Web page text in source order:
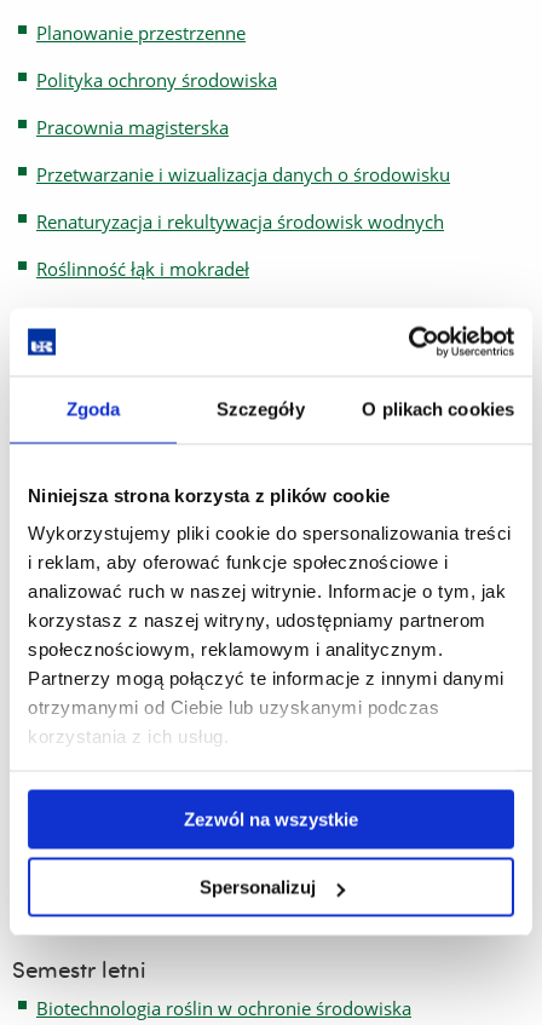
Zgoda Szczegóły O plikach cookies
Niniejsza strona korzysta z plików cookie
Wykorzystujemy pliki cookie do spersonalizowania treści
i reklam, aby oferować funkcje społecznościowe i
analizować ruch w naszej witrynie. Informacje o tym, jak
korzystasz z naszej witryny, udostępniamy partnerom
społecznościowym, reklamowym i analitycznym.
Partnerzy mogą połączyć te informacje z innymi danymi
otrzymanymi od Ciebie lub uzyskanymi podczas
korzystania z ich usług.
Zezwól na wszystkie
Spersonalizuj
Planowanie przestrzenne
Polityka ochrony środowiska
Pracownia magisterska
Przetwarzanie i wizualizacja danych o środowisku
Renaturyzacja i rekultywacja środowisk wodnych
Roślinność łąk i mokradeł
Wpływ turystyki na funkcjonowanie ekosystemów
Zarządzanie projektami z zakresu ochrony środowisk
Zasady sporządzania ocen oddziaływania na siedliska
Zastosowanie okrzemek w badaniach środowiska
PRZEDMIOTY DO WYBORU:
Semestr zimowy
Adaptacje zwierząt do środowiska
Gatunki obce i inwazyjne zwierząt w ekosystemach
Inwazje w świecie roślin
Opracowanie graficzne publikacji naukowych
Semestr letni
Biotechnologia roślin w ochronie środowiska